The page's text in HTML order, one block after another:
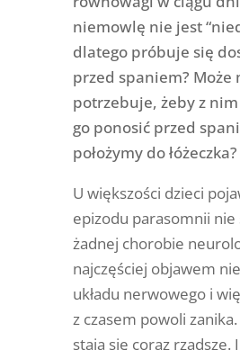
niemowlę nie jest
dlatego próbuje się
przed spaniem? Może
potrzebuje, żeby z
go ponosić przed
położymy do łóżeczka?
U większości dzieci
epizodu parasomnii nie
żadnej chorobie
najczęściej objawem
układu nerwowego i
z czasem powoli
stają się coraz rzadsze.